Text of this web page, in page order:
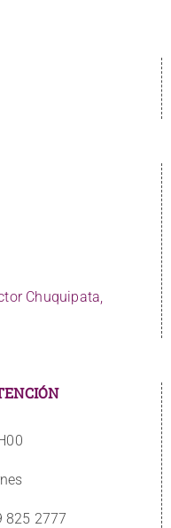
Chuquipata,
825 2777